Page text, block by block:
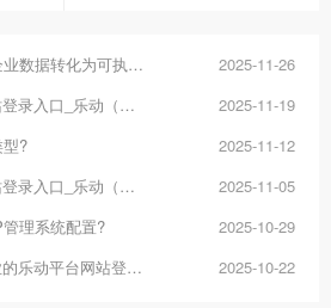
方面
冗余
发
动平
国）
源整合与流程优化能力，逐渐成
续发展的核心支撑。
ERP管理系统真能将企业数据转化为可执行决策吗? 2025-11-26
如何利用乐动平台网站登录入口_乐动（中国） 系统更好提升企业运营效率? 2025-11-19
? 2025-11-12
如何利用乐动平台网站登录入口_乐动（中国） 帮助企业更好地规避风险? 2025-11-05
理系统配置? 2025-10-29
如何选择适合自己企业的乐动平台网站登录入口_乐动（中国） ? 2025-10-22